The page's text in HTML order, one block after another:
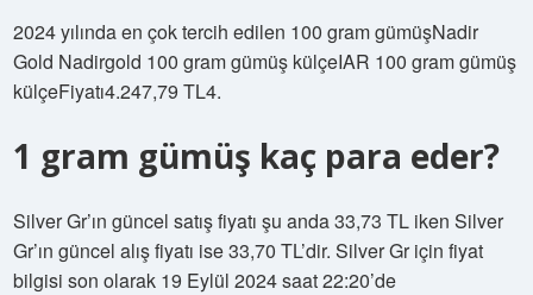
2024 yılında en çok tercih edilen 100 gram gümüşNadir
Gold Nadirgold 100 gram gümüş külçeIAR 100 gram gümüş
külçeFiyatı4.247,79 TL4.
1 gram gümüş kaç para eder?
Silver Gr’ın güncel satış fiyatı şu anda 33,73 TL iken Silver
Gr’ın güncel alış fiyatı ise 33,70 TL’dir. Silver Gr için fiyat
bilgisi son olarak 19 Eylül 2024 saat 22:20’de